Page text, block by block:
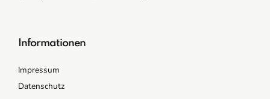
Informationen
Impressum
Datenschutz